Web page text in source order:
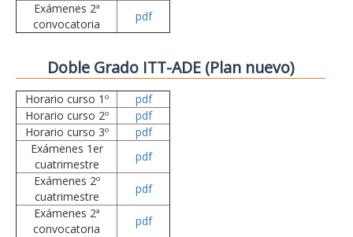
Exámenes 2ª
convocatoria
pdf
Doble Grado ITT-ADE (Plan nuevo)
Horario curso 1º
pdf
Horario curso 2º
pdf
Horario curso 3º
pdf
Exámenes 1er
cuatrimestre
pdf
Exámenes 2º
cuatrimestre
pdf
Exámenes 2ª
convocatoria
pdf